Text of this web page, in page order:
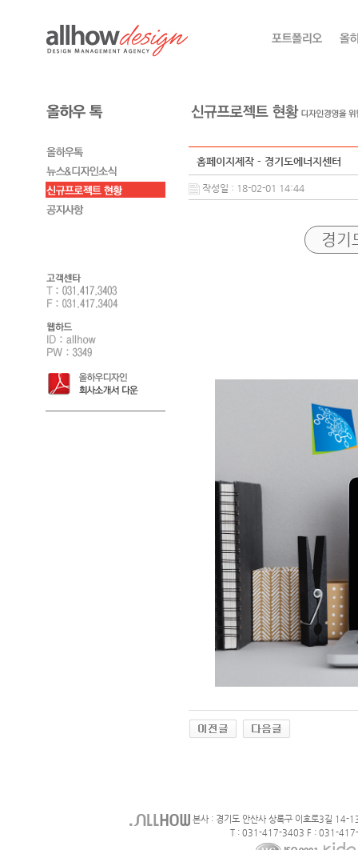
홈페이지제작 - 경기도에너지센터
작성일 : 18-02-01 14:44
경기
본사 : 경기도 안산사 상록구 이호로3길 14-
T : 031-417-3403 F : 031-